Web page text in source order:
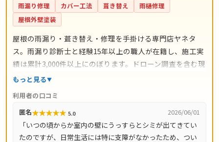
雨漏り修理 カバー工法 葺き替え
雨樋修理
屋根外壁塗装
屋根の雨漏り・葺き替え・修理を手掛ける専門店ヤネタ
ス。雨漏り診断士と経験15年以上の職人が在籍し、施工実
績は累計3,000件以上にのぼります。ドローン調査を含む現
地調査・お見積り・出張費は無料。瓦ずれ直し1,500円〜/
㎡と料金の目安が明確で、自社職人の直接施工により中間
マージンがかかりません。施工後は10年間の工事保証付
き。東京都・神奈川県・埼玉県・千葉県・茨城県・栃木
県・群馬県など全国14都道府県に対応し、LINE・メールは
もっと見る
利用者の口コミ
匿名★★★★★ 5.0 2026/06/01
「いつの頃からか室内の壁にうっすらとシミが出てきてい
たのですが、日常生活には特に支障がなかったため、つい